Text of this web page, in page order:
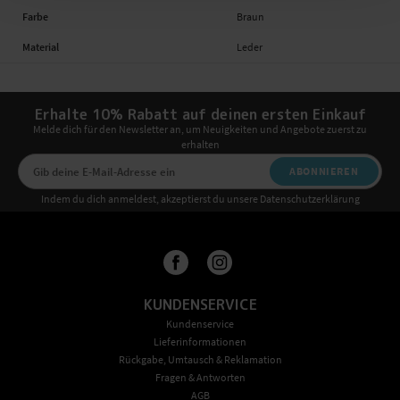
Farbe Braun
Material Leder
Erhalte 10% Rabatt auf deinen ersten Einkauf
Melde dich für den Newsletter an, um Neuigkeiten und Angebote zuerst zu
erhalten
ABONNIEREN
Indem du dich anmeldest, akzeptierst du unsere Datenschutzerklärung
KUNDENSERVICE
Kundenservice
Lieferinformationen
Rückgabe, Umtausch & Reklamation
Fragen & Antworten
AGB